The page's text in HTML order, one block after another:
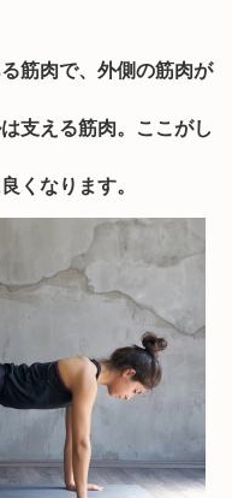
筋肉で、外側の筋肉が
支える筋肉。ここがし
くなります。